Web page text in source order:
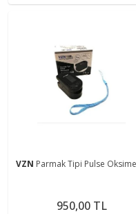
VZN Parmak Tipi Pulse
950,00 TL